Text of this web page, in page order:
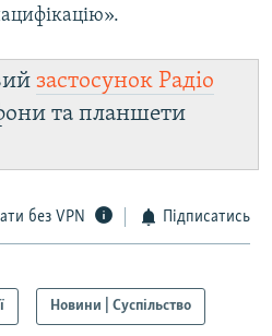
застосунок Радіо
та планшети
без VPN Підписатись
Новини | Суспільство